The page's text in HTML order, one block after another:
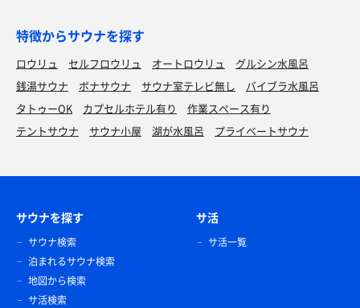
特徴からサウナを探す
ロウリュ セルフロウリュ オートロウリュ
グルシン水風呂
銭湯サウナ
ボナサウナ サウナ室テレビ無し
バイブラ水風呂
タトゥーOK
カプセルホテル有り
作業スペース有り
テントサウナ
サウナ小屋 湖が水風呂 プライベートサウナ
サウナを探す
サウナ検索
泊まれるサウナ検索
地図から検索
サ活検索
サ活
サ活一覧